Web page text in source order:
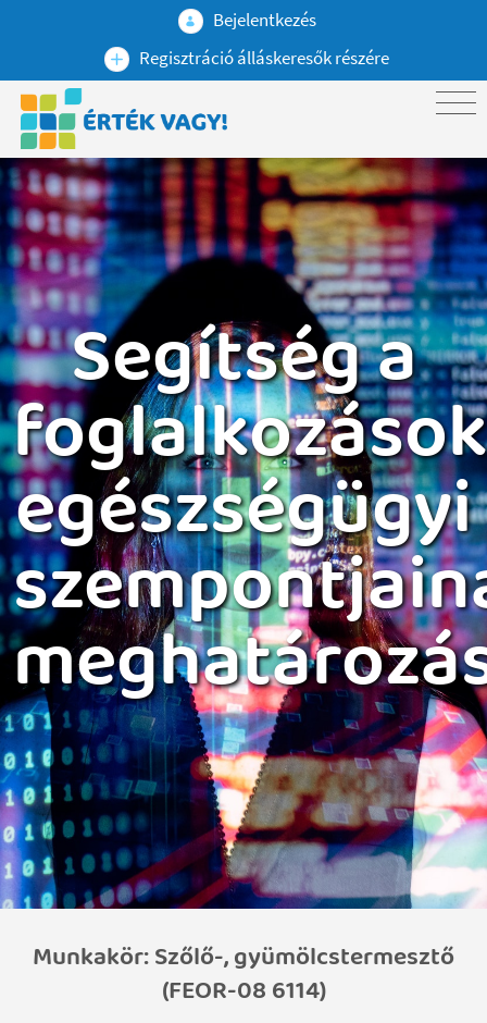
Bejelentkezés
Regisztráció álláskeresők részére
Segítség a
foglalkozások
egészségügyi
Munkakör: Szőlő-, gyümölcstermesztő
(FEOR-08 6114)